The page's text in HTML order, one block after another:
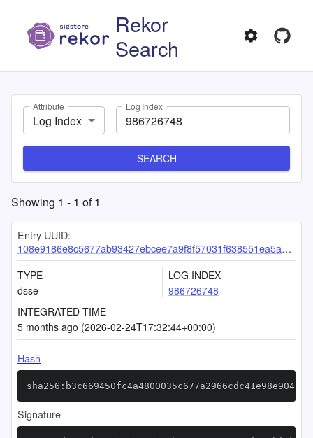
Rekor
Search
Attribute
Log Index
Log Index
SEARCH
Showing 1 - 1 of1
Entry UUID:
108e9186e8c5677ab93427ebcee7a9f8f57031f638551ea5a2d10832364710cd8be136987f7b3b37
TYPE
dsse
LOG INDEX
986726748
INTEGRATED TIME
5 months ago (2026-02-24T17:32:44+00:00)
Hash
Signature